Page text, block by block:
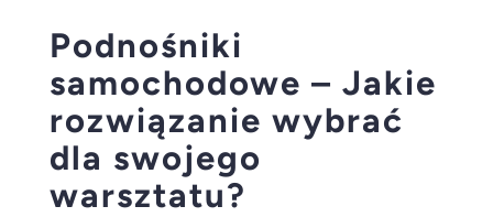
Podnośniki
samochodowe – Jakie
rozwiązanie wybrać
dla swojego
warsztatu?